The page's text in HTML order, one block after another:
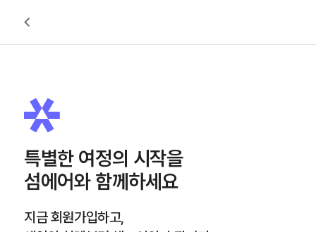
특별한 여정의 시작을
섬에어와 함께하세요
지금 회원가입하고,